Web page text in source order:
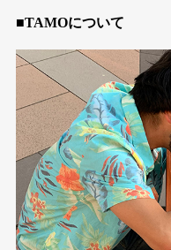
■TAMOについて